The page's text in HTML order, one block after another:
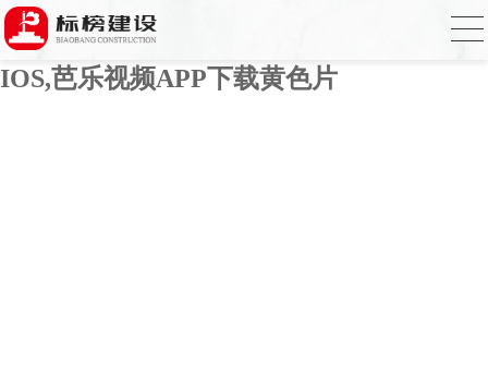
芭乐APP官方网站下载进入,芭乐APP下载
网址进入18免费破解,芭乐视频APP下载
IOS,芭乐视频APP下载黄色片